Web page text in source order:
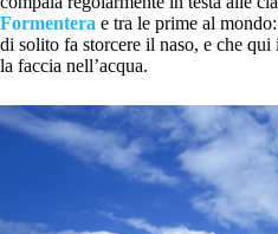
Formentera e tra le prime al
di solito fa storcere il naso, e che
la faccia nell’acqua.